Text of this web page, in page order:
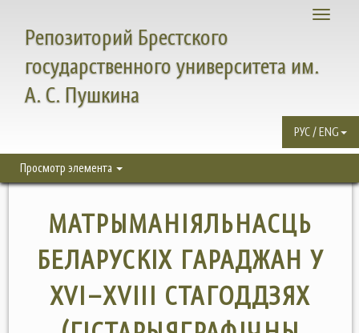
Toggle
Репозиторий Брестского
государственного университета им.
А. С. Пушкина
РУС / ENG
Просмотр элемента
МАТРЫМАНІЯЛЬНАСЦЬ
БЕЛАРУСКІХ ГАРАДЖАН У
XVI–XVIII СТАГОДДЗЯХ